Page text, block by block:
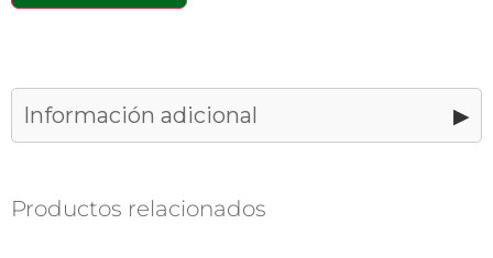
Información adicional
1,20 kg
Productos relacionados